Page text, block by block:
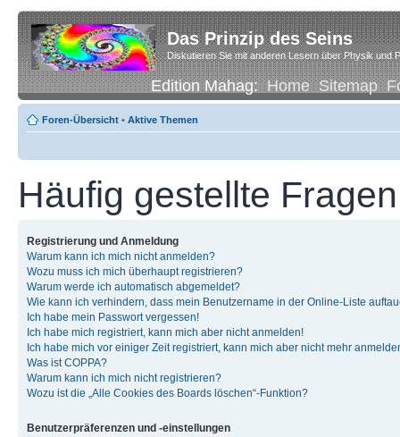
Das Prinzip des Seins
Diskutieren Sie mit anderen Lesern über Physik und
Edition Mahag:Home Sitemap
Foren-Übersicht • Aktive Themen
Häufig gestellte Fragen
Registrierung und Anmeldung
Warum kann ich mich nicht anmelden?
Wozu muss ich mich überhaupt registrieren?
Warum werde ich automatisch abgemeldet?
Wie kann ich verhindern, dass mein Benutzername in der Online-Liste
Ich habe mein Passwort vergessen!
Ich habe mich registriert, kann mich aber nicht anmelden!
Ich habe mich vor einiger Zeit registriert, kann mich aber nicht mehr
Was ist COPPA?
Warum kann ich mich nicht registrieren?
Wozu ist die „Alle Cookies des Boards löschen“-Funktion?
Benutzerpräferenzen und -einstellungen